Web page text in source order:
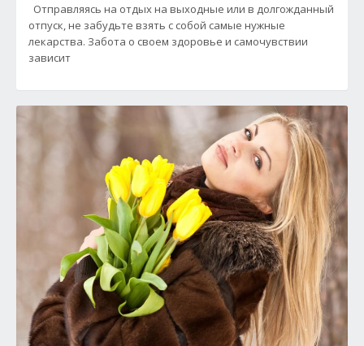
Отправляясь на отдых на выходные или в долгожданный
отпуск, не забудьте взять с собой самые нужные
лекарства. Забота о своем здоровье и самочувствии
зависит